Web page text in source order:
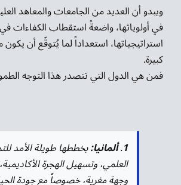
ويبدو أن العديد من الجامعات والمعاهد
في أولوياتها، واضعةً استقطاب الكفاءات
استراتيجياتها، استعداداً لما يُتوقّع أن
كبيرة.
فمن هي الدول التي تتصدر هذا التوجه
1
.ألمانيا:بخططها طويلة الأمد
العلمي، وتسهيل الهجرة
وجهة مغرية، خصوصاً مع جودة